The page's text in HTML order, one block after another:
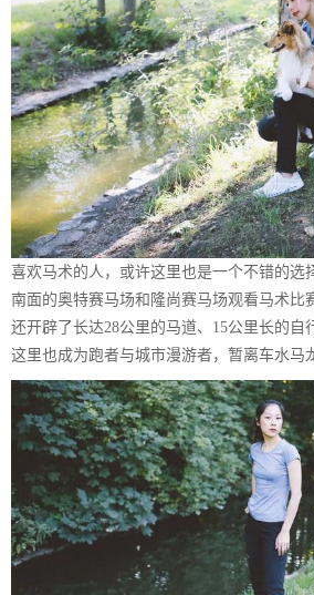
喜欢马术的人，或许这里也是一个不错的选
南面的奥特赛马场和隆尚赛马场观看马术比
还开辟了长达28公里的马道、15公里长的自
这里也成为跑者与城市漫游者，暂离车水马